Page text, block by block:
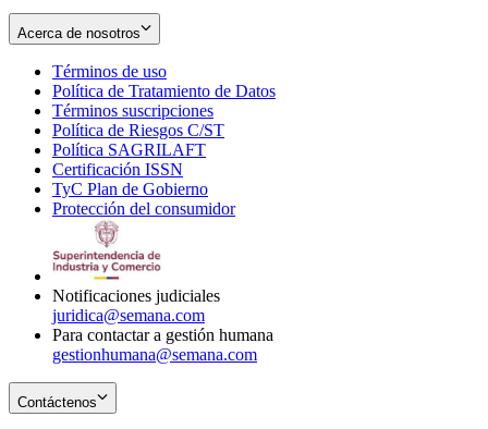
Acerca de nosotros
Términos de uso
in
new
window
Política de Tratamiento de Datos
Términos suscripciones
in
Política de Riesgos C/ST
Política SAGRILAFT
new
window
Certificación ISSN
in
new
TyC Plan de Gobierno
in
Protección del consumidorOpens
Notificaciones judiciales
juridica@semana.com
Para contactar a gestión humana
gestionhumana@semana.com
Contáctenos